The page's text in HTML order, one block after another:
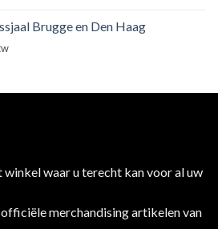
Brugge en Den Haag
winkel waar u terecht kan voor al uw
merchandising artikelen van